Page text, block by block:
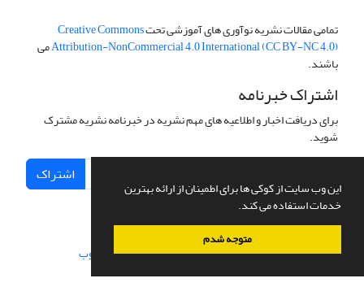
این وب سایت از کوکی ها برای اطمینان از ارائه بهترین
خدمات استفاده می کند.
متوجه شدم
تمامی مقالات نشریه نوآوری های آموزشی تحتCreative Commons
Attribution-NonCommercial 4.0 International (CC BY-NC 4.0)می
باشند.
اشتراک خبرنامه
برای دریافت اخبار و اطلاعیه های مهم نشریه در خبرنامه نشریه مشترک
شوید.
اشتراک
سامانه مدیریت نشریات علمی.طراحی و پیاده سازی از سیناوب